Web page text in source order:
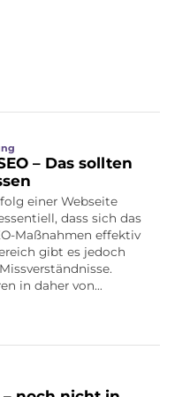
– Das sollten
einer Webseite
dass sich das
Maßnahmen effektiv
gibt es jedoch
in daher von…